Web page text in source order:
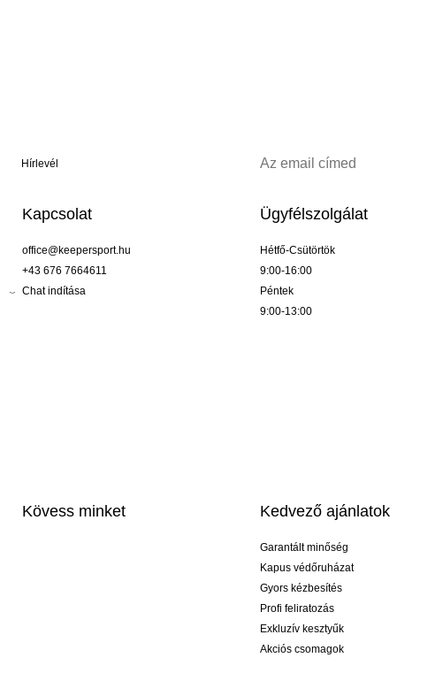
Hírlevél
Kapcsolat
office@keepersport.hu
+43 676 7664611
Chat indítása
Ügyfélszolgálat
Hétfő-Csütörtök
9:00-16:00
Péntek
9:00-13:00
Kövess minket Kedvező ajánlatok
Garantált minőség
Kapus védőruházat
Gyors kézbesítés
Profi feliratozás
Exkluzív kesztyűk
Akciós csomagok